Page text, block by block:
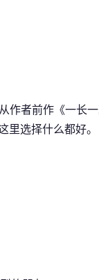
作者前作《一长
里选择什么都好。